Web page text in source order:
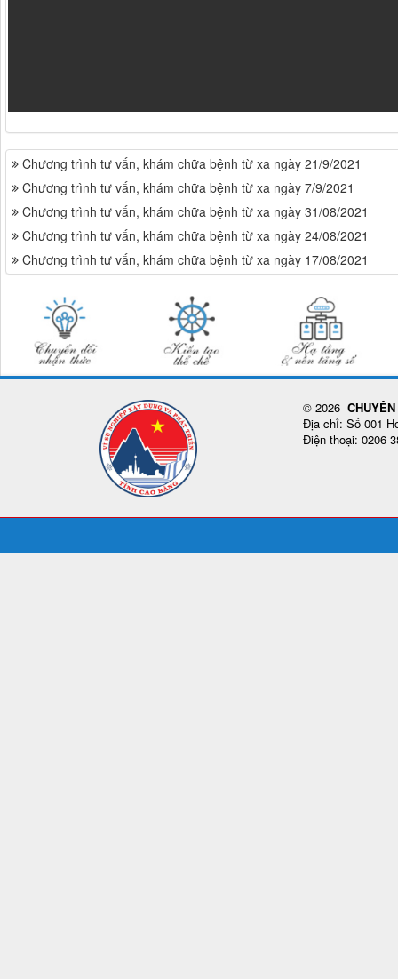
Chương trình tư vấn, khám chữa bệnh từ xa ngày 21/9/2021
Chương trình tư vấn, khám chữa bệnh từ xa ngày 7/9/2021
Chương trình tư vấn, khám chữa bệnh từ xa ngày 31/08/2021
Chương trình tư vấn, khám chữa bệnh từ xa ngày 24/08/2021
Chương trình tư vấn, khám chữa bệnh từ xa ngày 17/08/2021
© 2026
Địa chỉ: Số 001
Điện thoại: 0206